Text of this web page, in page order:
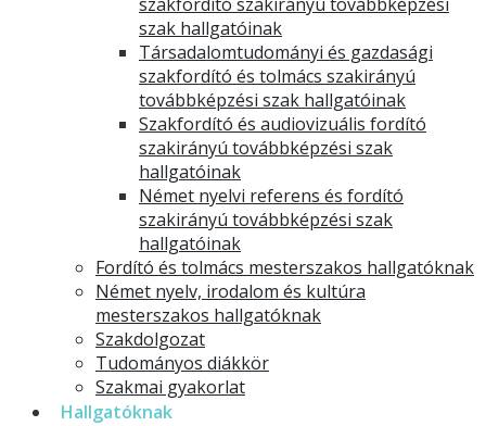
szak hallgatóinak
Társadalomtudományi és gazdasági
szakfordító és tolmács szakirányú
továbbképzési szak hallgatóinak
Szakfordító és audiovizuális fordító
szakirányú továbbképzési szak
hallgatóinak
Német nyelvi referens és fordító
szakirányú továbbképzési szak
hallgatóinak
Fordító és tolmács mesterszakos hallgatóknak
Német nyelv, irodalom és kultúra
mesterszakos hallgatóknak
Szakdolgozat
Tudományos diákkör
Szakmai gyakorlat
Hallgatóknak